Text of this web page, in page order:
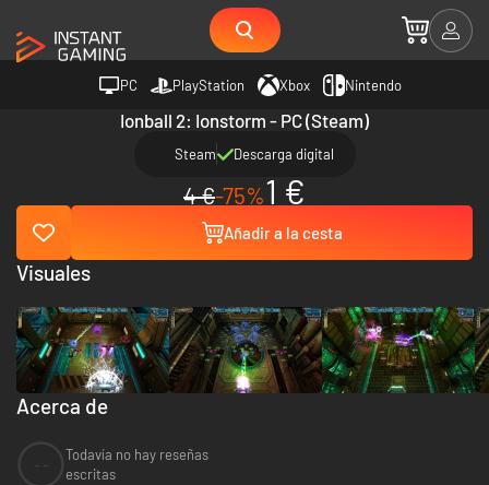
PC PlayStation Xbox Nintendo
Ionball 2: Ionstorm - PC (Steam)
Steam Descarga digital
4 €-75%1 €
Añadir a la cesta
Acerca de
Todavía no hay reseñas
escritas
Visuales